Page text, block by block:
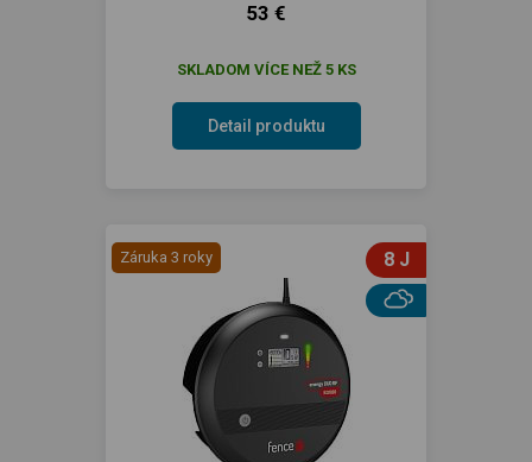
53 €
SKLADOM VÍCE NEŽ 5 KS
Detail produktu
Záruka 3 roky 8 J